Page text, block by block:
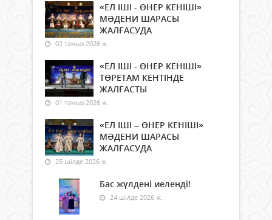
«ЕЛ ІШІ - ӨНЕР КЕНІШІ»
МӘДЕНИ ШАРАСЫ
ЖАЛҒАСУДА
02 тамыз 2026 ж.
«ЕЛ ІШІ - ӨНЕР КЕНІШІ»
ТӨРЕТАМ КЕНТІНДЕ
ЖАЛҒАСТЫ
01 тамыз 2026 ж.
«ЕЛ ІШІ – ӨНЕР КЕНІШІ»
МӘДЕНИ ШАРАСЫ
ЖАЛҒАСУДА
25 шілде 2026 ж.
Бас жүлдені иеленді!
24 шілде 2026 ж.